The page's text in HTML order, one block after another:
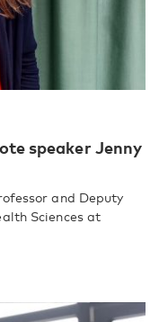
speaker Jenny
and Deputy
Sciences at